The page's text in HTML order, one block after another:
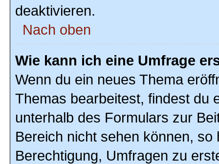
deaktivieren.
Nach oben
Wie kann ich eine Umfrage
Wenn du ein neues Thema
Themas bearbeitest, findest du
unterhalb des Formulars zur
Bereich nicht sehen können,
Berechtigung, Umfragen zu